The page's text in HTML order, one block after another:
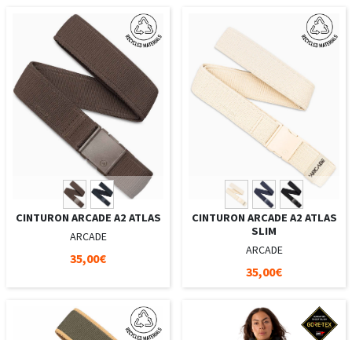
CINTURON ARCADE A2 ATLAS
ARCADE
35,00€
CINTURON ARCADE A2 ATLAS
SLIM
ARCADE
35,00€